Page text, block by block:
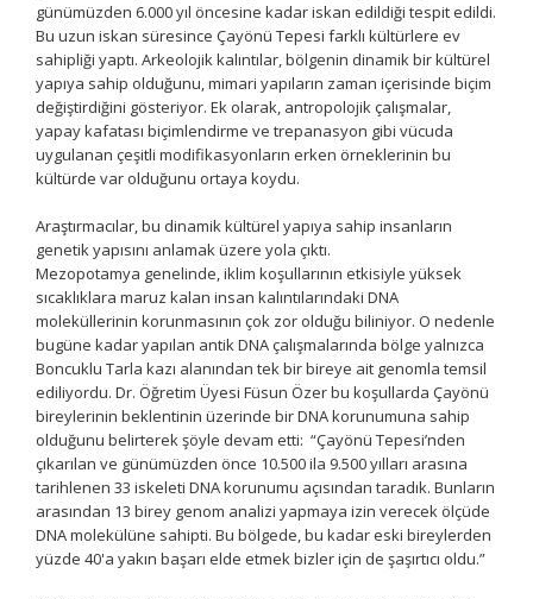
günümüzden 6.000 yıl öncesine kadar iskan edildiği tespit edildi.
Bu uzun iskan süresince Çayönü Tepesi farklı kültürlere ev
sahipliği yaptı. Arkeolojik kalıntılar, bölgenin dinamik bir kültürel
yapıya sahip olduğunu, mimari yapıların zaman içerisinde biçim
değiştirdiğini gösteriyor. Ek olarak, antropolojik çalışmalar,
yapay kafatası biçimlendirme ve trepanasyon gibi vücuda
uygulanan çeşitli modifikasyonların erken örneklerinin bu
kültürde var olduğunu ortaya koydu.
Araştırmacılar, bu dinamik kültürel yapıya sahip insanların
genetik yapısını anlamak üzere yola çıktı.
Mezopotamya genelinde, iklim koşullarının etkisiyle yüksek
sıcaklıklara maruz kalan insan kalıntılarındaki DNA
moleküllerinin korunmasının çok zor olduğu biliniyor. O nedenle
bugüne kadar yapılan antik DNA çalışmalarında bölge yalnızca
Boncuklu Tarla kazı alanından tek bir bireye ait genomla temsil
ediliyordu. Dr. Öğretim Üyesi Füsun Özer bu koşullarda Çayönü
bireylerinin beklentinin üzerinde bir DNA korunumuna sahip
olduğunu belirterek şöyle devam etti: “Çayönü Tepesi’nden
çıkarılan ve günümüzden önce 10.500 ila 9.500 yılları arasına
tarihlenen 33 iskeleti DNA korunumu açısından taradık. Bunların
arasından 13 birey genom analizi yapmaya izin verecek ölçüde
DNA molekülüne sahipti. Bu bölgede, bu kadar eski bireylerden
yüzde 40'a yakın başarı elde etmek bizler için de şaşırtıcı oldu.”